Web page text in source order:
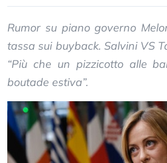
Rumor su piano governo
tassa sui buyback. Salvini VS
“Più che un pizzicotto alle
boutade estiva”.